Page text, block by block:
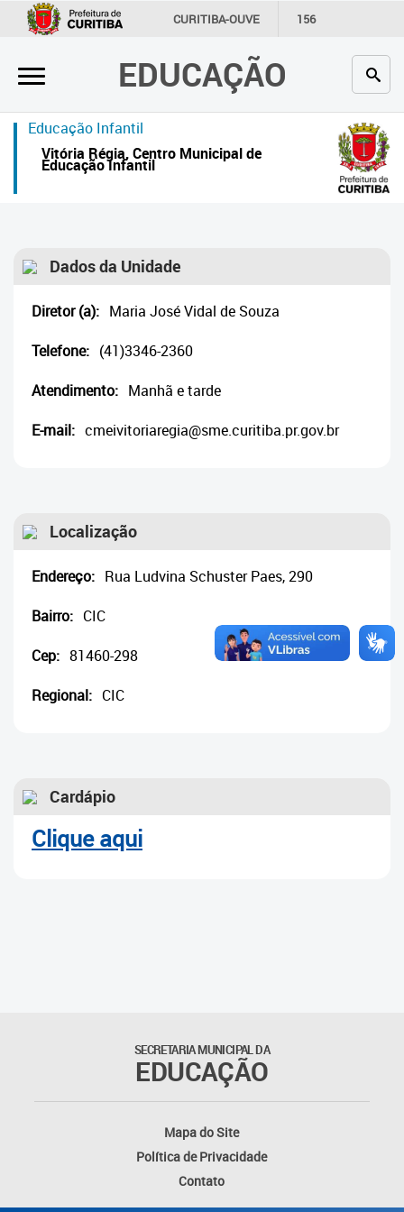
CURITIBA-OUVE 156
INFORMAÇÃO SECRETARIAS
EDUCAÇÃO
×
Inicial
Secretaria
Profissionais da educação
Crianças e estudantes
Contato
Links
Educação Infantil
Vitória Régia, Centro Municipal de
Educação Infantil
Dados da Unidade
Diretor (a): Maria José Vidal de Souza
Telefone: (41)3346-2360
Atendimento: Manhã e tarde
E-mail: cmeivitoriaregia@sme.curitiba.pr.gov.br
Localização
Endereço: Rua Ludvina Schuster Paes, 290
Bairro: CIC
Cep: 81460-298
Regional: CIC
Cardápio
Clique aqui
SECRETARIA MUNICIPAL DA
EDUCAÇÃO
Mapa do Site
Política de Privacidade
Contato